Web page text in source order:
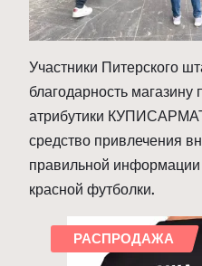
Участники Питерского
благодарность магазину
атрибутики
средство привлечения
правильной
красной футболки.
РАСПРОДАЖА